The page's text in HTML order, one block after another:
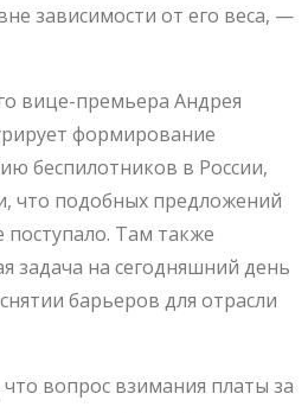
зависимости от его веса, —
вице-премьера Андрея
формирование
беспилотников в России,
что подобных предложений
Там также
задача на сегодняшний день
барьеров для отрасли
вопрос взимания платы за